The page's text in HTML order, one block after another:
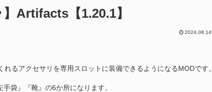
Artifacts【1.20.1】
2024.08.14
るアクセサリを専用スロットに装備できるようになるMODです。
袋』『靴』の6か所になります。